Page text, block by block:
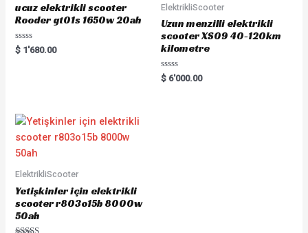
ucuz elektrikli scooter
Rooder gt01s 1650w 20ah
Rated
0
$ 1'680.00
ElektrikliScooter
Uzun menzilli elektrikli
scooter XS09 40-120km
kilometre
Rated
0
$ 6'000.00
ElektrikliScooter
Yetişkinler için elektrikli
scooter r803o15b 8000w
50ah